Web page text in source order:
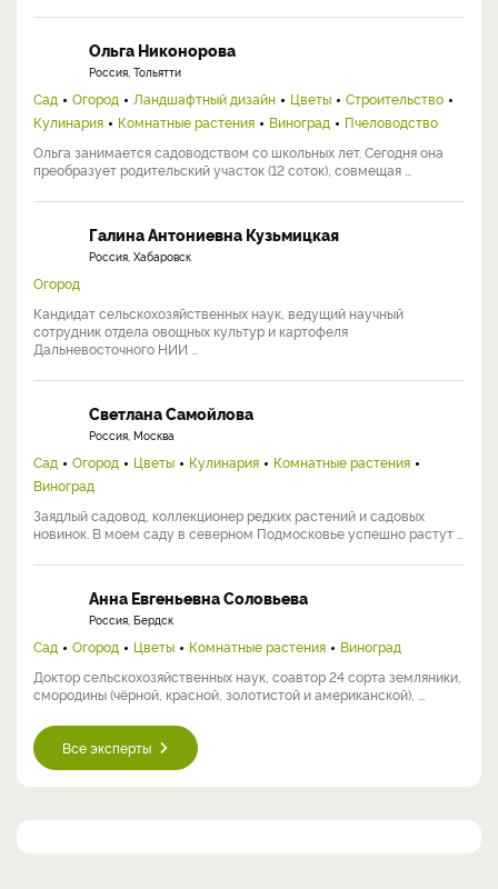
Ольга Никонорова
Россия, Тольятти
Сад Огород Ландшафтный дизайн Цветы
Строительство
Кулинария
Комнатные растения Виноград
Пчеловодство
Ольга занимается садоводством со школьных лет. Сегодня она
преобразует родительский участок (12 соток), совмещая ...
Галина Антониевна Кузьмицкая
Россия, Хабаровск
Огород
Кандидат сельскохозяйственных наук, ведущий научный
сотрудник отдела овощных культур и картофеля
Дальневосточного НИИ ...
Светлана Самойлова
Россия, Москва
Сад Огород Цветы Кулинария
Комнатные растения
Виноград
Заядлый садовод, коллекционер редких растений и садовых
новинок. В моем саду в северном Подмосковье успешно растут ...
Анна Евгеньевна Соловьева
Россия, Бердск
Сад Огород Цветы Комнатные растения
Виноград
Доктор сельскохозяйственных наук, соавтор 24 сорта земляники,
смородины (чёрной, красной, золотистой и американской), ...
Все эксперты